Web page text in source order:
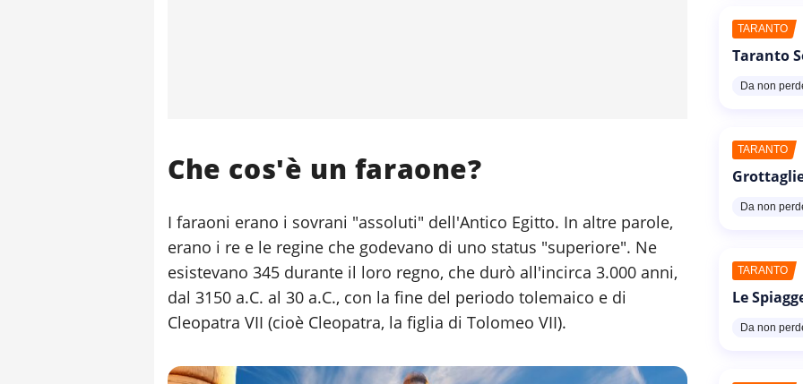
Che cos'è un faraone?
I faraoni erano i sovrani "assoluti" dell'Antico Egitto. In altre parole,
erano i re e le regine che godevano di uno status "superiore". Ne
esistevano 345 durante il loro regno, che durò all'incirca 3.000 anni,
dal 3150 a.C. al 30 a.C., con la fine del periodo tolemaico e di
Cleopatra VII (cioè Cleopatra, la figlia di Tolomeo VII).
TARANTO
Taranto
Da non
TARANTO
Da non
TARANTO
Le
Da non